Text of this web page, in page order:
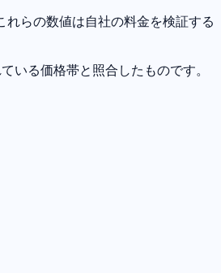
らの数値は自社の料金を検証する
る価格帯と照合したものです。